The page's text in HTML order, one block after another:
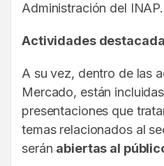
Administración del INAP.
Actividades
A su vez, dentro de las
Mercado, están
presentaciones que
temas relacionados al
serán abiertas al